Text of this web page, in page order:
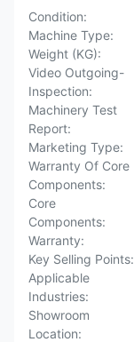
Condition:
Machine Type:
Weight (KG):
Video Outgoing-
Inspection:
Machinery Test
Report:
Marketing Type:
Warranty Of Core
Components:
Core
Components:
Warranty:
Key Selling Points:
Applicable
Industries:
Showroom
Location: